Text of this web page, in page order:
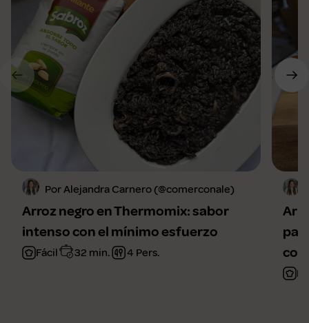
Por Alejandra Carnero (@comerconale)
Arroz negro en Thermomix: sabor
intenso con el mínimo esfuerzo
Fácil 32 min. 4 Pers.